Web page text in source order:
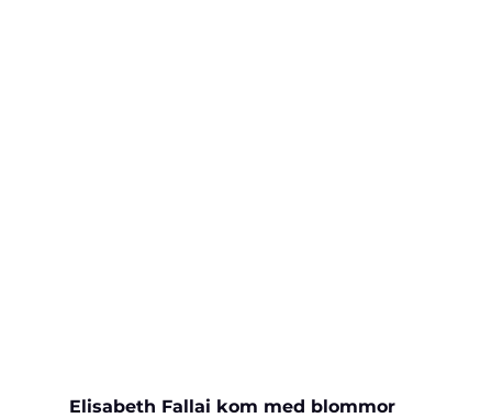
Elisabeth Fallai kom med blommor